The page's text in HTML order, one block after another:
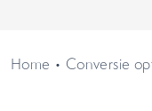
Home • Conversie